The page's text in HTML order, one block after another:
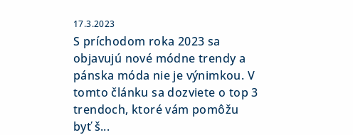
17.3.2023
S príchodom roka 2023 sa
objavujú nové módne trendy a
pánska móda nie je výnimkou. V
tomto článku sa dozviete o top 3
trendoch, ktoré vám pomôžu
byť š...